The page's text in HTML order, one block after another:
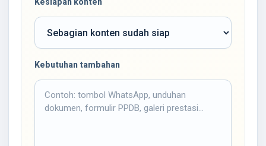
Kebutuhan tambahan